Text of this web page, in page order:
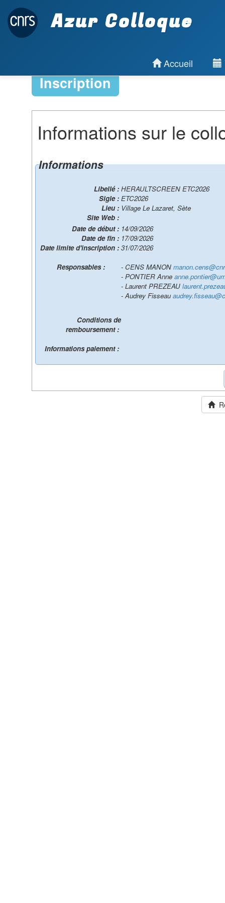
Azur Colloque
Accueil
Inscription
Informations sur le
Informations
Libellé : HERAULTSCREEN ETC2026
Sigle : ETC2026
Lieu : Village Le Lazaret, Sète
Site Web :
Date de début : 14/09/2026
Date de fin : 17/09/2026
Date limite d'inscription : 31/07/2026
- CENS MANON
- PONTIER Anne
- Laurent PREZEAU
- Audrey Fisseau
Conditions de
remboursement :
Informations paiement :